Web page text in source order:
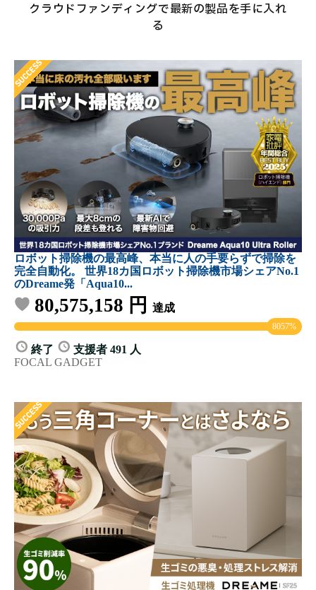
クラウドファンディングで最新の製品を手に入れ
る